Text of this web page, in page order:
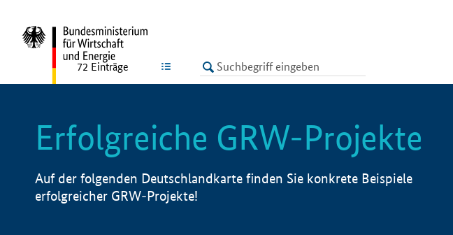
LISTE
72 Einträge
Erfolgreiche GRW-Projekte
Auf der folgenden Deutschlandkarte finden Sie konkrete Beispiele
erfolgreicher GRW-Projekte!